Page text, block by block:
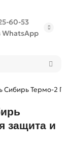
60-53
Сибирь Термо-2
защита и